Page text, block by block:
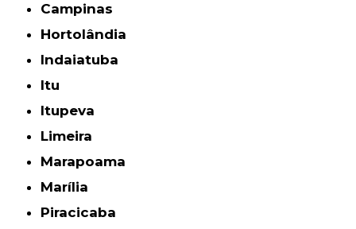
Campinas
Hortolândia
Indaiatuba
Itu
Itupeva
Limeira
Marapoama
Marília
Piracicaba